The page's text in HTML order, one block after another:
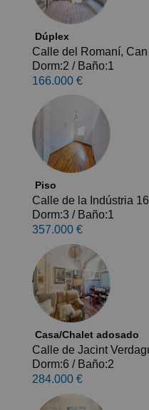
Dúplex
Calle del Romaní,
Dorm:2 / Baño:1
166.000 €
Piso
Calle de la Indústria
Dorm:3 / Baño:1
357.000 €
Casa/Chalet adosado
Calle de Jacint
Dorm:6 / Baño:2
284.000 €